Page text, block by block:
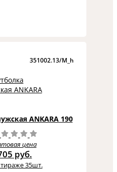
351002.13/M_h
ANKARA 190
цена
руб.
35шт.